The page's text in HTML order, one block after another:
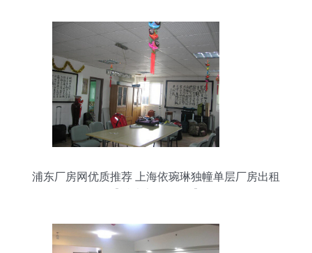
浦东厂房网优质推荐 上海依琬琳独幢单层厂房出租